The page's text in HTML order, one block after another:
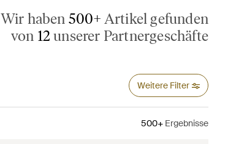
Wir haben 500+ Artikel gefunden
von 12 unserer Partnergeschäfte
Weitere Filter
500+ Ergebnisse